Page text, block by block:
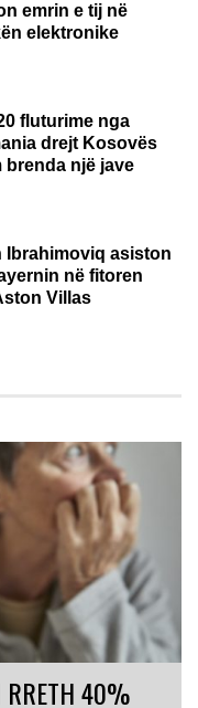
emrin e tij në
elektronike
fluturime nga
drejt Kosovës
brenda një jave
Ibrahimoviq asiston
në fitoren
Villas
RRETH 40%